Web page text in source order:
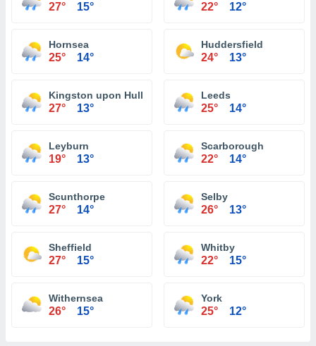
27° 15° 22° 12°
Hornsea
25° 14°
Huddersfield
24° 13°
Kingston upon Hull
27° 13°
Leeds
25° 14°
Leyburn
19° 13°
Scarborough
22° 14°
Scunthorpe
27° 14°
Selby
26° 13°
Sheffield
27° 15°
Whitby
22° 15°
Withernsea
26° 15°
York
25° 12°